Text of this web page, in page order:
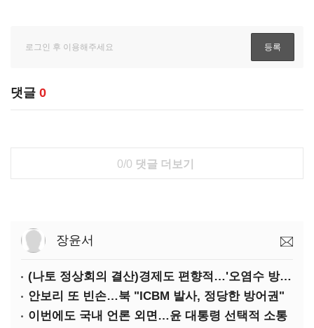
댓글 0
0/0 댓글 더보기
장윤서
(나토 정상회의 결산)경제도 편향적…'오염수 방류'만 용인
안보리 또 빈손…북 "ICBM 발사, 정당한 방어권"
이번에도 국내 언론 외면…윤 대통령 선택적 소통